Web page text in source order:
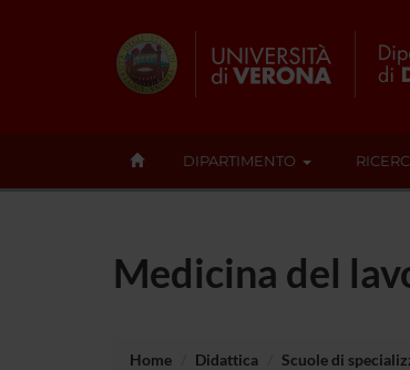
DIPARTIMENTO
Medicina del
Home Didattica Scuole di